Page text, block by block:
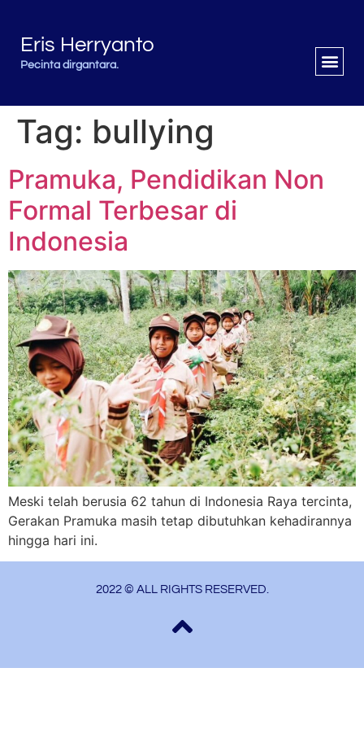
Eris Herryanto
Pecinta dirgantara.
Tag: bullying
Pramuka, Pendidikan Non
Formal Terbesar di
Indonesia
Meski telah berusia 62 tahun di Indonesia Raya tercinta,
Gerakan Pramuka masih tetap dibutuhkan kehadirannya
hingga hari ini.
2022 © ALL RIGHTS RESERVED.